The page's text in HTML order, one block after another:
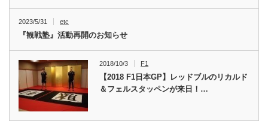
2023/5/31 etc
『観戦塾』活動再開のお知らせ
2018/10/3 F1
【2018 F1日本GP】レッドブルのリカルド
＆フェルスタッペンが来日！…